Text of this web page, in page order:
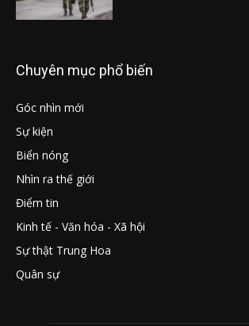
Chuyên mục phổ biến
Góc nhìn mới
Sự kiện
Biển nóng
Nhìn ra thế giới
Điểm tin
Kinh tế - Văn hóa - Xã hội
Sự thật Trung Hoa
Quân sự